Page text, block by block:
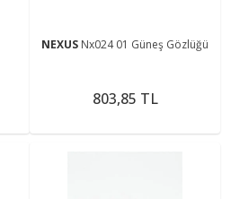
NEXUS Nx024 01 Güneş Gözlüğü
803,85 TL